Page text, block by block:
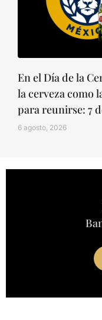
En el Día de la
la cerveza como
para reunirse: 7
6 agosto, 2026